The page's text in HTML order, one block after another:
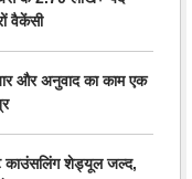
वैकेंसी
और अनुवाद का काम एक
शेड्यूल जल्द,